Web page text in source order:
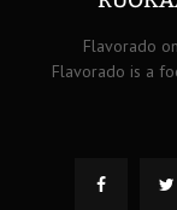
Flavorado
Flavorado is a